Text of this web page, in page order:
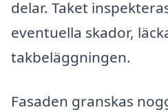
delar. Taket
eventuella skador,
takbeläggningen.
Fasaden granskas